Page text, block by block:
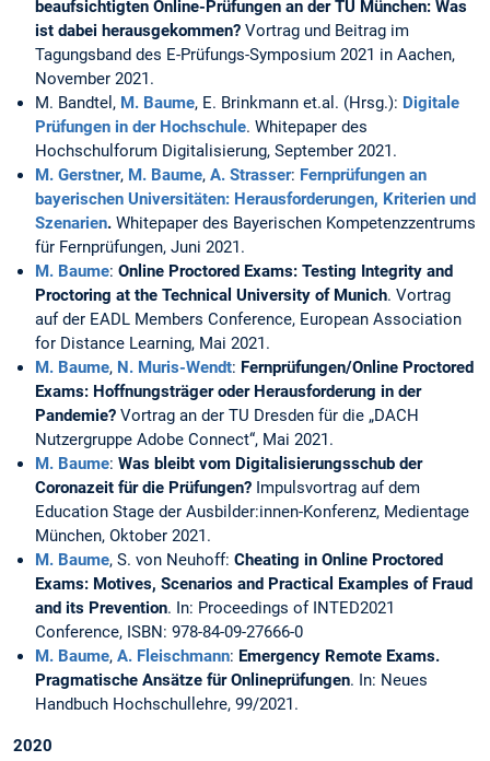
beaufsichtigten Online-Prüfungen an der TU München: Was
ist dabei herausgekommen? Vortrag und Beitrag im
Tagungsband des E-Prüfungs-Symposium 2021 in Aachen,
November 2021.
M. Bandtel, M. Baume, E. Brinkmann et.al. (Hrsg.): Digitale
Prüfungen in der Hochschule. Whitepaper des
Hochschulforum Digitalisierung, September 2021.
M. Gerstner, M. Baume, A. Strasser: Fernprüfungen an
bayerischen Universitäten: Herausforderungen, Kriterien und
Szenarien. Whitepaper des Bayerischen Kompetenzzentrums
für Fernprüfungen, Juni 2021.
M. Baume: Online Proctored Exams: Testing Integrity and
Proctoring at the Technical University of Munich. Vortrag
auf der EADL Members Conference, European Association
for Distance Learning, Mai 2021.
M. Baume, N. Muris-Wendt: Fernprüfungen/Online Proctored
Exams: Hoffnungsträger oder Herausforderung in der
Pandemie? Vortrag an der TU Dresden für die „DACH
Nutzergruppe Adobe Connect“, Mai 2021.
M. Baume: Was bleibt vom Digitalisierungsschub der
Coronazeit für die Prüfungen? Impulsvortrag auf dem
Education Stage der Ausbilder:innen-Konferenz, Medientage
München, Oktober 2021.
M. Baume, S. von Neuhoff: Cheating in Online Proctored
Exams: Motives, Scenarios and Practical Examples of Fraud
and its Prevention. In: Proceedings of INTED2021
Conference, ISBN: 978-84-09-27666-0
M. Baume, A. Fleischmann: Emergency Remote Exams.
Pragmatische Ansätze für Onlineprüfungen. In: Neues
Handbuch Hochschullehre, 99/2021.
2020